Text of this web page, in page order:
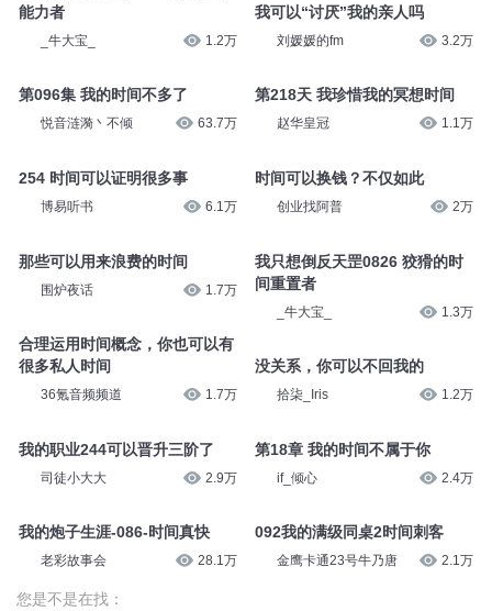
能力者
_牛大宝_ 1.2万
第096集 我的时间不多了
悦音涟漪丶不倾 63.7万
254 时间可以证明很多事
博易听书 6.1万
那些可以用来浪费的时间
围炉夜话 1.7万
合理运用时间概念，你也可以有
很多私人时间
36氪音频频道 1.7万
我的职业244可以晋升三阶了
司徒小大大 2.9万
我的炮子生涯-086-时间真快
老彩故事会 28.1万
我可以“讨厌”我的亲人吗
刘媛媛的fm 3.2万
第218天 我珍惜我的冥想时间
赵华皇冠 1.1万
时间可以换钱？不仅如此
创业找阿普 2万
我只想倒反天罡0826 狡猾的时
间重置者
_牛大宝_ 1.3万
没关系，你可以不回我的
拾柒_Iris 1.2万
第18章 我的时间不属于你
if_倾心 2.4万
092我的满级同桌2时间刺客
金鹰卡通23号牛乃唐 2.1万
您是不是在找：